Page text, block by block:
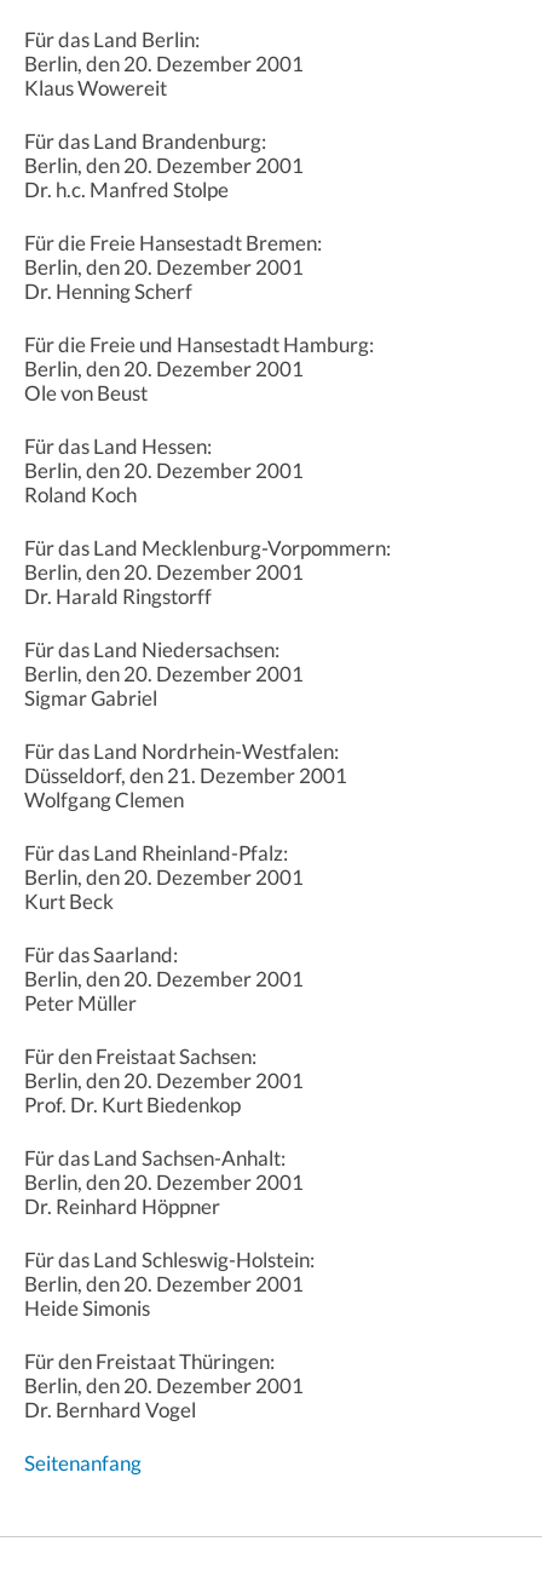
Für das Land Berlin:
Berlin, den 20. Dezember 2001
Klaus Wowereit
Für das Land Brandenburg:
Berlin, den 20. Dezember 2001
Dr. h.c. Manfred Stolpe
Für die Freie Hansestadt Bremen:
Berlin, den 20. Dezember 2001
Dr. Henning Scherf
Für die Freie und Hansestadt Hamburg:
Berlin, den 20. Dezember 2001
Ole von Beust
Für das Land Hessen:
Berlin, den 20. Dezember 2001
Roland Koch
Für das Land Mecklenburg-Vorpommern:
Berlin, den 20. Dezember 2001
Dr. Harald Ringstorff
Für das Land Niedersachsen:
Berlin, den 20. Dezember 2001
Sigmar Gabriel
Für das Land Nordrhein-Westfalen:
Düsseldorf, den 21. Dezember 2001
Wolfgang Clemen
Für das Land Rheinland-Pfalz:
Berlin, den 20. Dezember 2001
Kurt Beck
Für das Saarland:
Berlin, den 20. Dezember 2001
Peter Müller
Für den Freistaat Sachsen:
Berlin, den 20. Dezember 2001
Prof. Dr. Kurt Biedenkop
Für das Land Sachsen-Anhalt:
Berlin, den 20. Dezember 2001
Dr. Reinhard Höppner
Für das Land Schleswig-Holstein:
Berlin, den 20. Dezember 2001
Heide Simonis
Für den Freistaat Thüringen:
Berlin, den 20. Dezember 2001
Dr. Bernhard Vogel
Seitenanfang